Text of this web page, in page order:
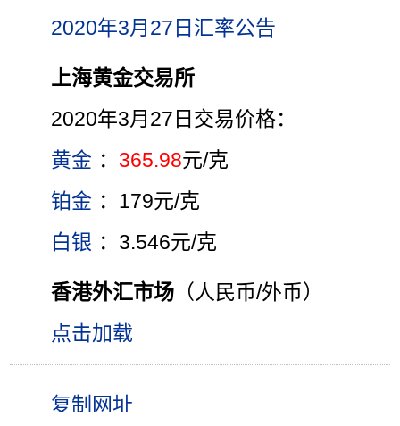
2020年3月27日汇率公告
上海黄金交易所
2020年3月27日交易价格：
黄金 ： 365.98元/克
铂金 ：179元/克
白银 ：3.546元/克
香港外汇市场 （人民币/外币）
点击加载